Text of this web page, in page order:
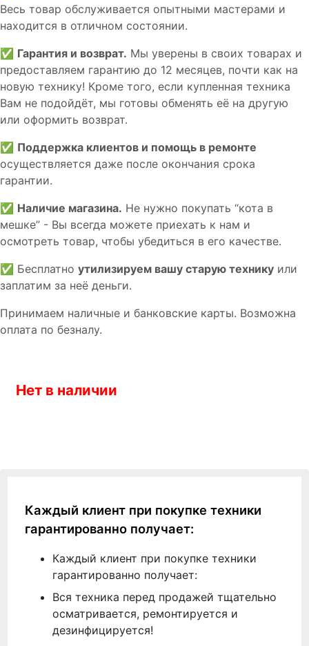
Весь товар обслуживается опытными мастерами и
находится в отличном состоянии.
✅ Гарантия и возврат. Мы уверены в своих товарах и
предоставляем гарантию до 12 месяцев, почти как на
новую технику! Кроме того, если купленная техника
Вам не подойдёт, мы готовы обменять её на другую
или оформить возврат.
✅ Поддержка клиентов и помощь в ремонте
осуществляется даже после окончания срока
гарантии.
✅ Наличие магазина. Не нужно покупать “кота в
мешке” - Вы всегда можете приехать к нам и
осмотреть товар, чтобы убедиться в его качестве.
✅ Бесплатно утилизируем вашу старую технику или
заплатим за неё деньги.
Принимаем наличные и банковские карты. Возможна
оплата по безналу.
Нет в наличии
Каждый клиент при покупке техники
гарантированно получает:
Каждый клиент при покупке техники
гарантированно получает:
Вся техника перед продажей тщательно
осматривается, ремонтируется и
дезинфицируется!